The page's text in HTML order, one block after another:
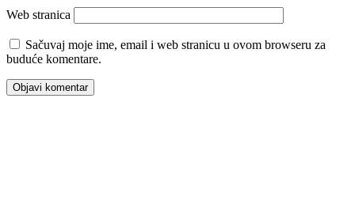
Web stranica
Sačuvaj moje ime, email i web stranicu u ovom browseru za
buduće komentare.